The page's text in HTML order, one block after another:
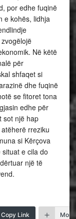
por edhe fuqinë
e kohës, lidhja
Në këtë
për
shfaqet si
dhe fuqinë
se fitoret tona
edhe për
sot një hap
rreziku
si Kërçova
e cila do
një të
Copy Link More